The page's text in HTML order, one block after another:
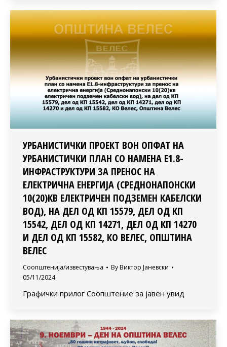
УРБАНИСТИЧКИ ПРОЕКТ ВОН ОПФАТ НА
УРБАНИСТИЧКИ ПЛАН СО НАМЕНА Е1.8-
ИНФРАСТРУКТУРИ ЗА ПРЕНОС НА
ЕЛЕКТРИЧНА ЕНЕРГИЈА (СРЕДНОНАПОНСКИ
10(20)КВ ЕЛЕКТРИЧЕН ПОДЗЕМЕН КАБЕЛСКИ
ВОД), НА ДЕЛ ОД КП 15579, ДЕЛ ОД КП
15542, ДЕЛ ОД КП 14271, ДЕЛ ОД КП 14270
И ДЕЛ ОД КП 15582, КО ВЕЛЕС, ОПШТИНА
ВЕЛЕС
Соопштенија/известувања By Виктор Јаневски
05/11/2024
Графички прилог Соопштение за јавен увид